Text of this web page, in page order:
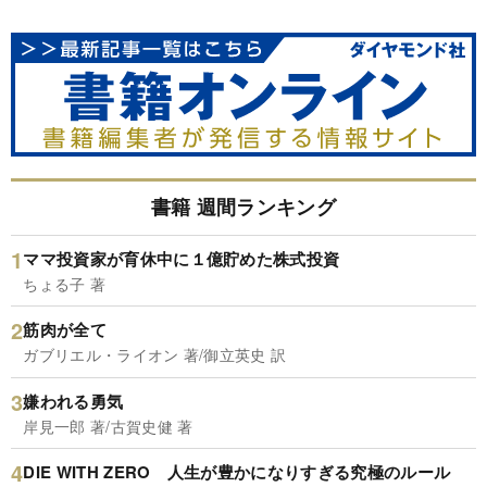
書籍 週間ランキング
ママ投資家が育休中に１億貯めた株式投資
ちょる子 著
筋肉が全て
ガブリエル・ライオン 著/御立英史 訳
嫌われる勇気
岸見一郎 著/古賀史健 著
DIE WITH ZERO 人生が豊かになりすぎる究極のルール